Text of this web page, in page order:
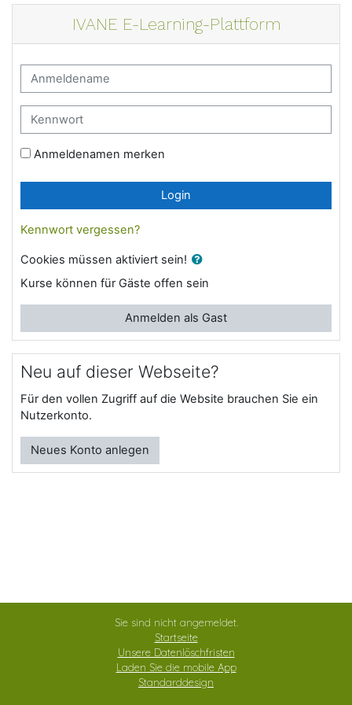
Zum Hauptinhalt
IVANE E-Learning-Plattform
Anmeldename
Kennwort
Anmeldenamen merken
Login
Kennwort vergessen?
Cookies müssen aktiviert sein!
Kurse können für Gäste offen sein
Anmelden als Gast
Neu auf dieser Webseite?
Für den vollen Zugriff auf die Website brauchen Sie ein
Nutzerkonto.
Neues Konto anlegen
Sie sind nicht angemeldet.
Startseite
Unsere Datenlöschfristen
Laden Sie die mobile App
Standarddesign